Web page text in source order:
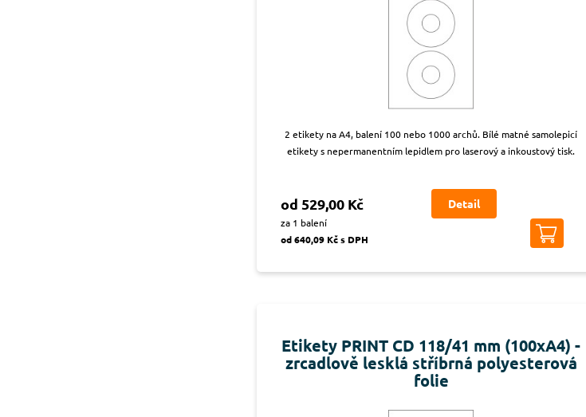
2 etikety na A4, balení 100 nebo 1000 archů. Bílé matné samolepicí
etikety s nepermanentním lepidlem pro laserový a inkoustový tisk.
od 529,00 Kč
za 1 balení
od 640,09 Kč s DPH
Detail
Etikety PRINT CD 118/41 mm (100xA4) -
zrcadlově lesklá stříbrná polyesterová
folie